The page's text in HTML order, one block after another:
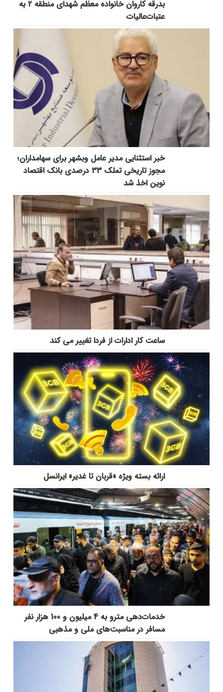
بدرقه کاروان خانواده معظم شهدای منطقه ۲ به
عتبات‌عالیات
خبر استثنایی مدیر عامل وبشهر برای سهامداران؛
مجوز تاریخی تملک ۳۳ درصدی بانک اقتصاد
نوین اخذ شد
ساعت کار ادارات از فردا تغییر می کند
ارائه بسته ویژه «قربان تا غدیر» ایرانسل
خدمات‌دهي مترو به 4 ميليون و 100 هزار نفر
مسافر در مناسبت‌هاي ملي و مذهبي